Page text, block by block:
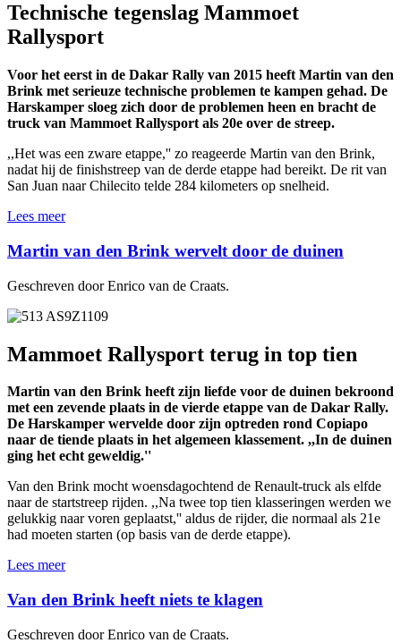
Technische tegenslag Mammoet
Rallysport
Voor het eerst in de Dakar Rally van 2015 heeft Martin van den
Brink met serieuze technische problemen te kampen gehad. De
Harskamper sloeg zich door de problemen heen en bracht de
truck van Mammoet Rallysport als 20e over de streep.
,,Het was een zware etappe,'' zo reageerde Martin van den Brink,
nadat hij de finishstreep van de derde etappe had bereikt. De rit van
San Juan naar Chilecito telde 284 kilometers op snelheid.
Lees meer
Martin van den Brink wervelt door de duinen
Geschreven door Enrico van de Craats.
Mammoet Rallysport terug in top tien
Martin van den Brink heeft zijn liefde voor de duinen bekroond
met een zevende plaats in de vierde etappe van de Dakar Rally.
De Harskamper wervelde door zijn optreden rond Copiapo
naar de tiende plaats in het algemeen klassement. ,,In de duinen
ging het echt geweldig.''
Van den Brink mocht woensdagochtend de Renault-truck als elfde
naar de startstreep rijden. ,,Na twee top tien klasseringen werden we
gelukkig naar voren geplaatst,'' aldus de rijder, die normaal als 21e
had moeten starten (op basis van de derde etappe).
Lees meer
Van den Brink heeft niets te klagen
Geschreven door Enrico van de Craats.